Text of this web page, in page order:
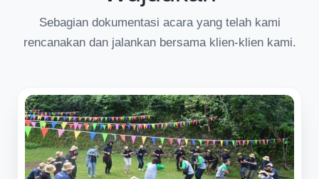
Sebagian dokumentasi acara yang telah kami
rencanakan dan jalankan bersama klien-klien kami.